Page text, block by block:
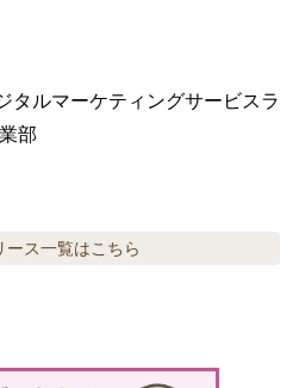
タルマーケティングサービスラ
部
ース一覧はこちら